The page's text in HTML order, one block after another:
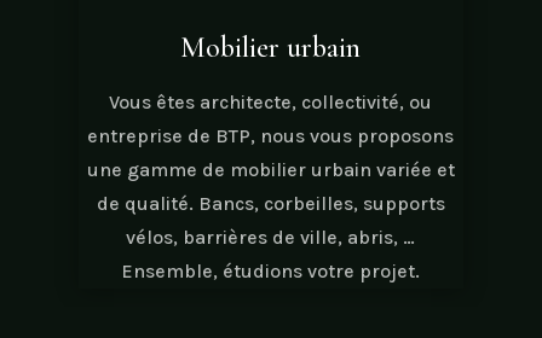
Mobilier urbain
Vous êtes architecte, collectivité, ou
entreprise de BTP, nous vous proposons
une gamme de mobilier urbain variée et
de qualité. Bancs, corbeilles, supports
vélos, barrières de ville, abris, …
Ensemble, étudions votre projet.